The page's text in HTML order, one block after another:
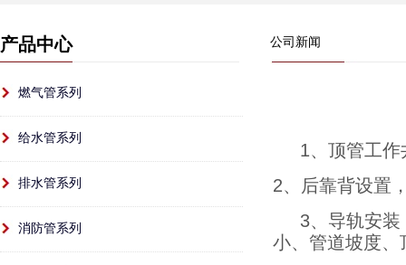
产品中心
燃气管系列
给水管系列
排水管系列
消防管系列
公司新闻
1、 顶管工作
2、后靠背设置
3、导轨安
小、管道坡度、